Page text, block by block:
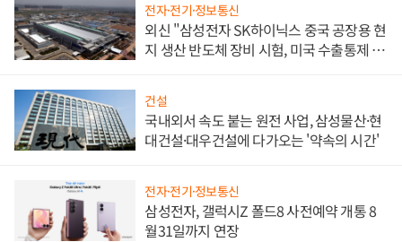
전자·전기·정보통신
외신 "삼성전자 SK하이닉스 중국 공장용 현
지 생산 반도체 장비 시험, 미국 수출통제 대
건설
국내외서 속도 붙는 원전 사업, 삼성물산·현
대건설·대우건설에 다가오는 '약속의 시간'
전자·전기·정보통신
삼성전자, 갤럭시Z 폴드8 사전예약 개통 8
월31일까지 연장